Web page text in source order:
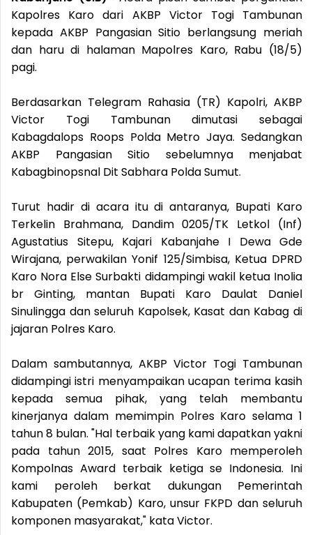
Kapolres Karo dari AKBP Victor Togi Tambunan
kepada AKBP Pangasian Sitio berlangsung meriah
dan haru di halaman Mapolres Karo, Rabu (18/5)
pagi.
Berdasarkan Telegram Rahasia (TR) Kapolri, AKBP
Victor Togi Tambunan dimutasi sebagai
Kabagdalops Roops Polda Metro Jaya. Sedangkan
AKBP Pangasian Sitio sebelumnya menjabat
Kabagbinopsnal Dit Sabhara Polda Sumut.
Turut hadir di acara itu di antaranya, Bupati Karo
Terkelin Brahmana, Dandim 0205/TK Letkol (Inf)
Agustatius Sitepu, Kajari Kabanjahe I Dewa Gde
Wirajana, perwakilan Yonif 125/Simbisa, Ketua DPRD
Karo Nora Else Surbakti didampingi wakil ketua Inolia
br Ginting, mantan Bupati Karo Daulat Daniel
Sinulingga dan seluruh Kapolsek, Kasat dan Kabag di
jajaran Polres Karo.
Dalam sambutannya, AKBP Victor Togi Tambunan
didampingi istri menyampaikan ucapan terima kasih
kepada semua pihak, yang telah membantu
kinerjanya dalam memimpin Polres Karo selama 1
tahun 8 bulan. "Hal terbaik yang kami dapatkan yakni
pada tahun 2015, saat Polres Karo memperoleh
Kompolnas Award terbaik ketiga se Indonesia. Ini
kami peroleh berkat dukungan Pemerintah
Kabupaten (Pemkab) Karo, unsur FKPD dan seluruh
komponen masyarakat," kata Victor.